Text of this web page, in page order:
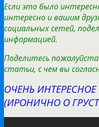
Если это было
интересно и вашим
социальных сетей,
информацией.
Поделитесь
статьи, с чем вы
ОЧЕНЬ
(ИРОНИЧНО О